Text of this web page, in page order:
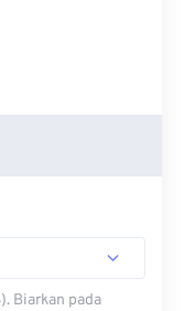
Biarkan pada